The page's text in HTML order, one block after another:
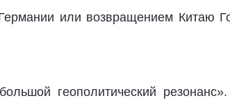
или возвращением Китаю
геополитический